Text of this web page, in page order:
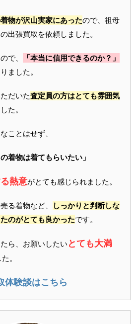
物が沢山実家にあったので、祖母
出張買取を依頼しました。
で、
「本当に信用できるのか？」
ました。
だいた査定員の方はとても雰囲気
た。
ことはせず、
着物は着てもらいたい」
熱意がとても感じられました。
る着物など、
しっかりと判断しな
のがとても良かったです。
ら、お願いしたい とても大満
。
体験談はこちら